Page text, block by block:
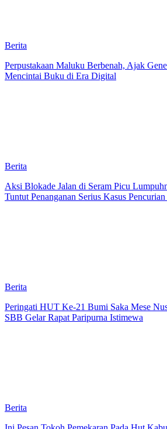
Berita
Perpustakaan Maluku Berbenah, Ajak
Mencintai Buku di Era Digital
Berita
Aksi Blokade Jalan di Seram Picu
Tuntut Penanganan Serius Kasus
Berita
Peringati HUT Ke-21 Bumi Saka Mese
SBB Gelar Rapat Paripurna Istimewa
Berita